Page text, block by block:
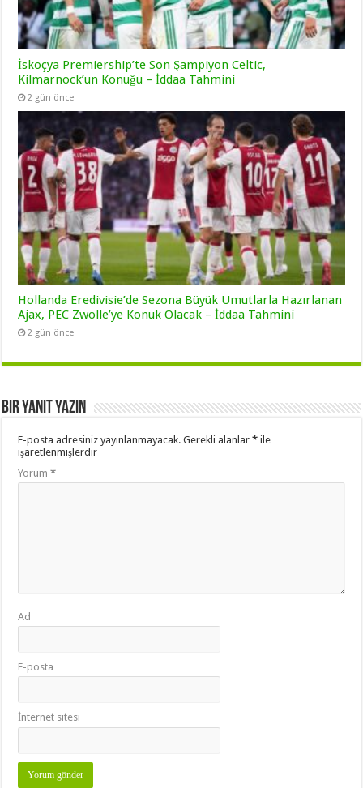
İskoçya Premiership’te Son Şampiyon Celtic,
Kilmarnock’un Konuğu – İddaa Tahmini
2 gün önce
Hollanda Eredivisie’de Sezona Büyük Umutlarla Hazırlanan
Ajax, PEC Zwolle’ye Konuk Olacak – İddaa Tahmini
2 gün önce
Bir yanıt yazın
E-posta adresiniz yayınlanmayacak. Gerekli alanlar* ile
işaretlenmişlerdir
Yorum*
Ad
E-posta
İnternet sitesi